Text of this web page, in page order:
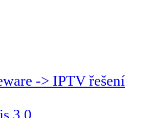
-> IPTV řešení
3.0